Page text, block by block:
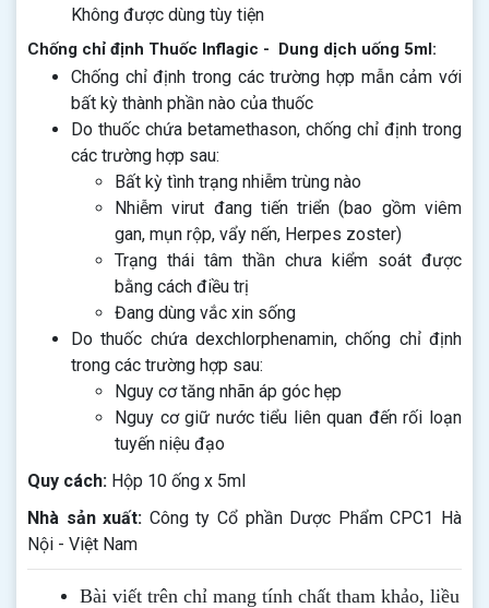
Không được dùng tùy tiện
Chống chỉ định Thuốc Inflagic - Dung dịch uống 5ml:
Chống chỉ định trong các trường hợp mẫn cảm với
bất kỳ thành phần nào của thuốc
Do thuốc chứa betamethason, chống chỉ định trong
các trường hợp sau:
Bất kỳ tình trạng nhiễm trùng nào
Nhiễm virut đang tiến triển (bao gồm viêm
gan, mụn rộp, vẩy nến, Herpes zoster)
Trạng thái tâm thần chưa kiểm soát được
bằng cách điều trị
Đang dùng vắc xin sống
Do thuốc chứa dexchlorphenamin, chống chỉ định
trong các trường hợp sau:
Nguy cơ tăng nhãn áp góc hẹp
Nguy cơ giữ nước tiểu liên quan đến rối loạn
tuyến niệu đạo
Quy cách: Hộp 10 ống x 5ml
Nhà sản xuất: Công ty Cổ phần Dược Phẩm CPC1 Hà
Nội - Việt Nam
Bài viết trên chỉ mang tính chất tham khảo, liều